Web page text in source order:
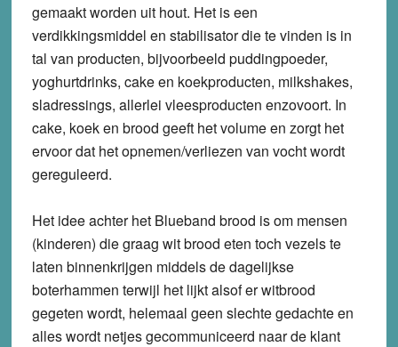
gemaakt worden uit hout. Het is een
verdikkingsmiddel en stabilisator die te vinden is in
tal van producten, bijvoorbeeld puddingpoeder,
yoghurtdrinks, cake en koekproducten, milkshakes,
sladressings, allerlei vleesproducten enzovoort. In
cake, koek en brood geeft het volume en zorgt het
ervoor dat het opnemen/verliezen van vocht wordt
gereguleerd.
Het idee achter het Blueband brood is om mensen
(kinderen) die graag wit brood eten toch vezels te
laten binnenkrijgen middels de dagelijkse
boterhammen terwijl het lijkt alsof er witbrood
gegeten wordt, helemaal geen slechte gedachte en
alles wordt netjes gecommuniceerd naar de klant